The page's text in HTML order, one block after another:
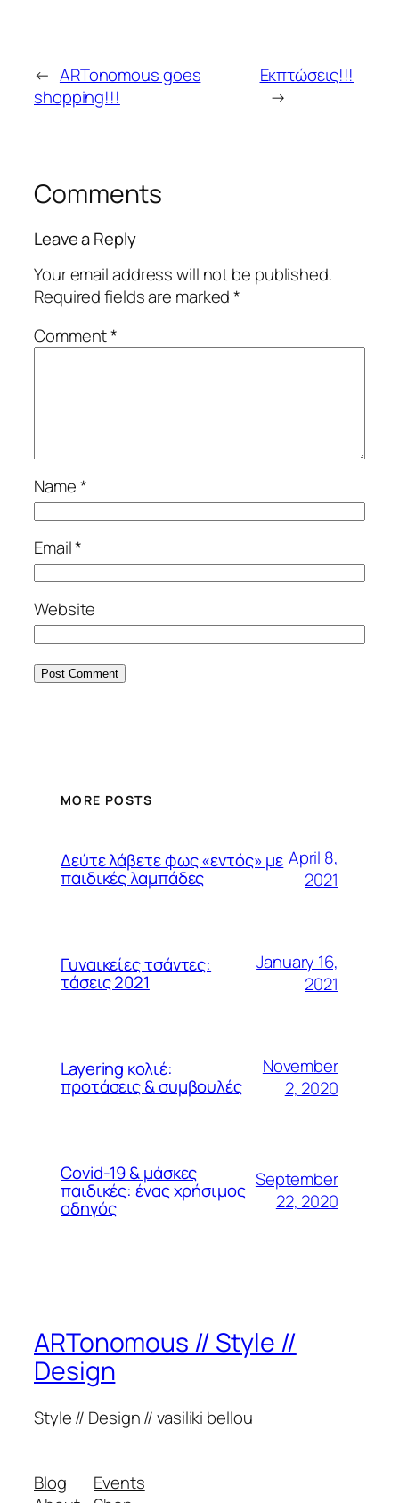
← ARTonomous goes
shopping!!!
Εκπτώσεις!!!
→
Comments
Leave a Reply
Your email address will not be published.
Required fields are marked*
Comment*
Name*
Email*
Website
MORE POSTS
Δεύτε λάβετε φως «εντός» με
παιδικές λαμπάδες
April 8,
2021
Γυναικείες τσάντες:
τάσεις 2021
January 16,
2021
Layering κολιέ:
προτάσεις & συμβουλές
November
2, 2020
Covid-19 & μάσκες
παιδικές: ένας χρήσιμος
οδηγός
September
22, 2020
ARTonomous // Style //
Design
Style // Design // vasiliki bellou
Blog
Events